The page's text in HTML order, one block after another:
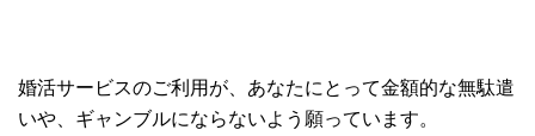
婚活サービスのご利用が、あなたにとって金額的な無駄遣
いや、ギャンブルにならないよう願っています。